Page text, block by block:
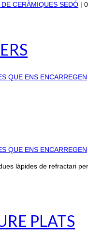
CERÀMIQUES SEDÓ | 0
QUE ENS ENCARREGEN
QUE ENS ENCARREGEN
làpides de refractari
PLATS